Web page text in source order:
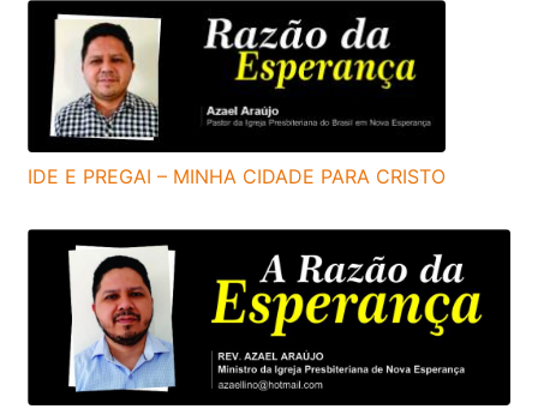
IDE E PREGAI – MINHA CIDADE PARA CRISTO